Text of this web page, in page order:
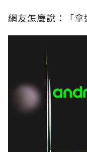
網友怎麼說：「拿